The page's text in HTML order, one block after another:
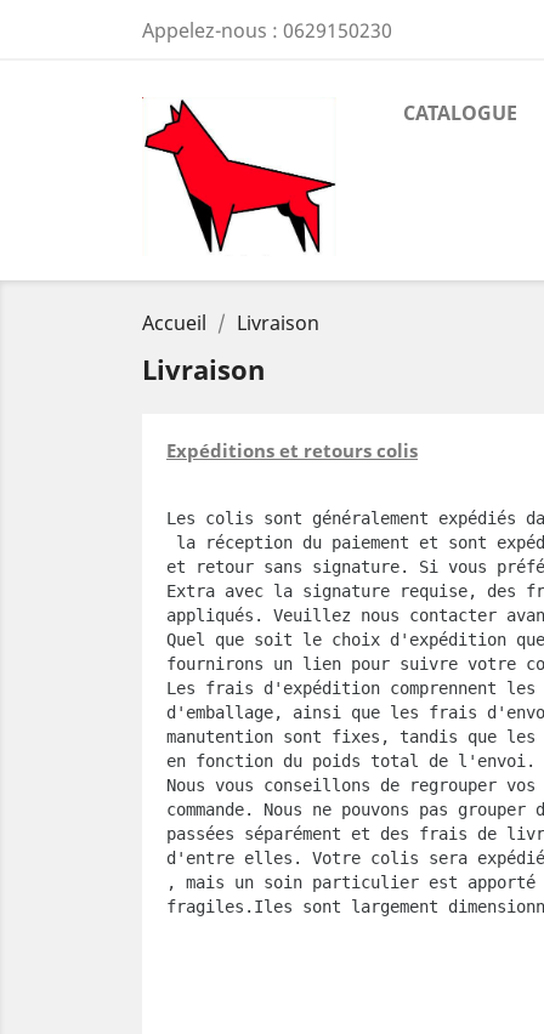
Appelez-nous : 0629150230
CATALOGUE
Accueil Livraison
Livraison
Expéditions et retours colis
Les colis sont généralement expédiés
la réception du paiement et sont
et retour sans signature. Si vous
Extra avec la signature requise, des
appliqués. Veuillez nous contacter
Quel que soit le choix d'expédition
fournirons un lien pour suivre votre
Les frais d'expédition comprennent
d'emballage, ainsi que les frais
manutention sont fixes, tandis que
en fonction du poids total de l'envoi.
Nous vous conseillons de regrouper
commande. Nous ne pouvons pas
passées séparément et des frais de
d'entre elles. Votre colis sera
, mais un soin particulier est
fragiles.Iles sont largement